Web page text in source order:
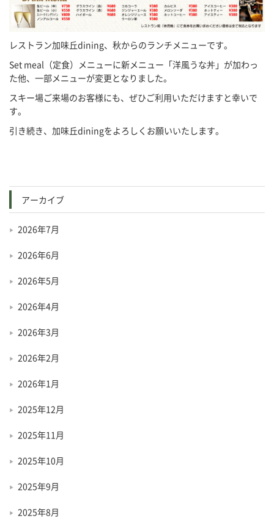
レストラン加味丘dining、秋からのランチメニューです。
Set meal（定食）メニューに新メニュー「洋風うな丼」が加わっ
た他、一部メニューが変更となりました。
スキー場ご来場のお客様にも、ぜひご利用いただけますと幸いで
す。
引き続き、加味丘diningをよろしくお願いいたします。
アーカイブ
2026年7月
2026年6月
2026年5月
2026年4月
2026年3月
2026年2月
2026年1月
2025年12月
2025年11月
2025年10月
2025年9月
2025年8月